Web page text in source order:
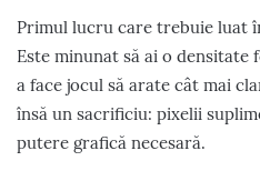
Primul lucru care trebuie luat
Este minunat să ai o
a face jocul să arate cât mai
însă un sacrificiu: pixelii
putere grafică necesară.